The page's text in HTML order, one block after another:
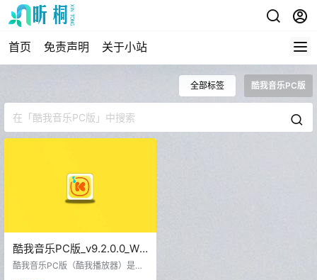
首页 免责声明 关于小站
全部标签 酷我音乐PC版
酷我音乐PC版_v9.2.0.0_W6
去广告VIP破解版
酷我音乐PC版（酷我播放器）是腾